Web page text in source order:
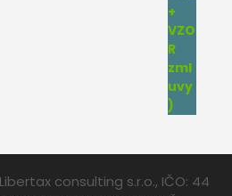
consulting s.r.o., IČO: 44